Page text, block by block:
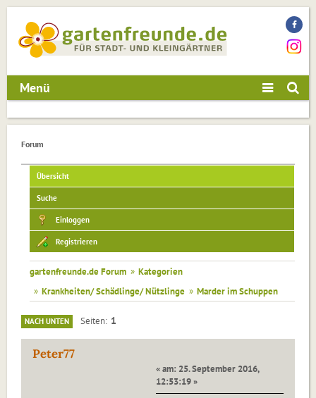
Menü
Forum
Übersicht
Suche
Einloggen
Registrieren
gartenfreunde.de Forum » Kategorien
» Krankheiten/ Schädlinge/ Nützlinge » Marder im Schuppen
NACH UNTEN Seiten 1
Peter77
« am: 25. September 2016,
12:53:19 »